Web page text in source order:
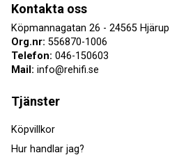
Kontakta oss
Köpmannagatan 26 - 24565 Hjärup
Org.nr: 556870-1006
Telefon: 046-150603
Mail: info@rehifi.se
Tjänster
Köpvillkor
Hur handlar jag?